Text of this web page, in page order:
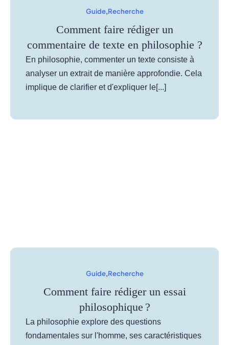
Guide,Recherche
Comment faire rédiger un
commentaire de texte en philosophie ?
En philosophie, commenter un texte consiste à
analyser un extrait de manière approfondie. Cela
implique de clarifier et d'expliquer le[...]
Guide,Recherche
Comment faire rédiger un essai
philosophique ?
La philosophie explore des questions
fondamentales sur l'homme, ses caractéristiques